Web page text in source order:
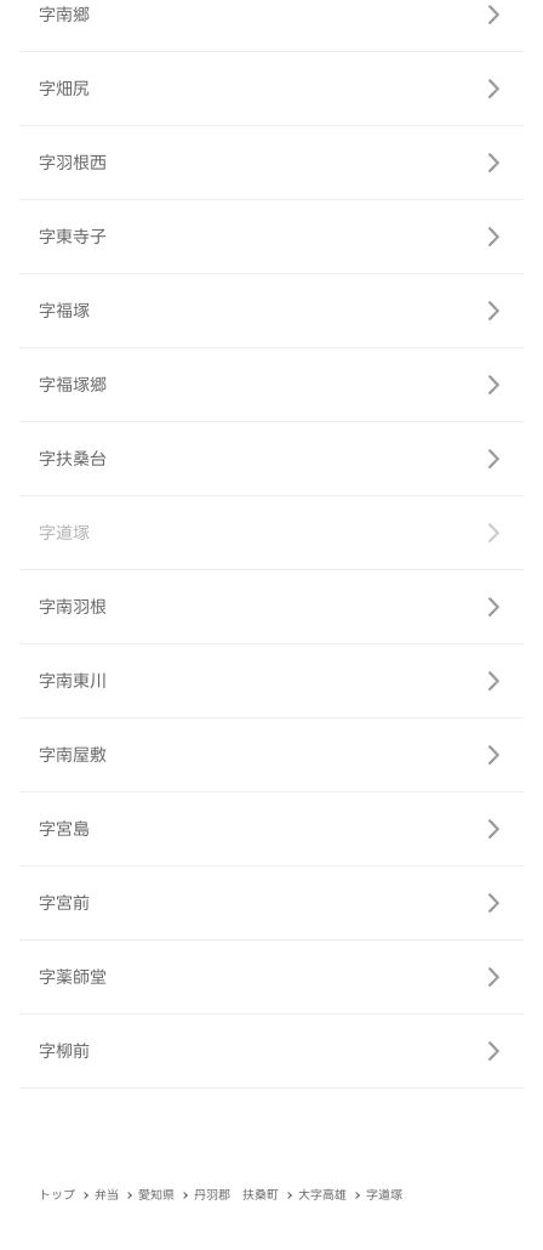
字南郷
字畑尻
字羽根西
字東寺子
字福塚
字福塚郷
字扶桑台
字道塚
字南羽根
字南東川
字南屋敷
字宮島
字宮前
字薬師堂
字柳前
トップ 弁当 愛知県 丹羽郡 扶桑町 大字高雄 字道塚